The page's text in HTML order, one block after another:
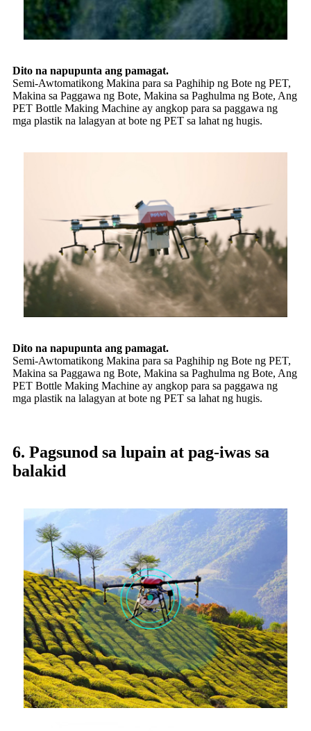
Dito na napupunta ang pamagat.
Semi-Awtomatikong Makina para sa Paghihip ng Bote ng PET,
Makina sa Paggawa ng Bote, Makina sa Paghulma ng Bote, Ang
PET Bottle Making Machine ay angkop para sa paggawa ng
mga plastik na lalagyan at bote ng PET sa lahat ng hugis.
Dito na napupunta ang pamagat.
Semi-Awtomatikong Makina para sa Paghihip ng Bote ng PET,
Makina sa Paggawa ng Bote, Makina sa Paghulma ng Bote, Ang
PET Bottle Making Machine ay angkop para sa paggawa ng
mga plastik na lalagyan at bote ng PET sa lahat ng hugis.
6. Pagsunod sa lupain at pag-iwas sa
balakid